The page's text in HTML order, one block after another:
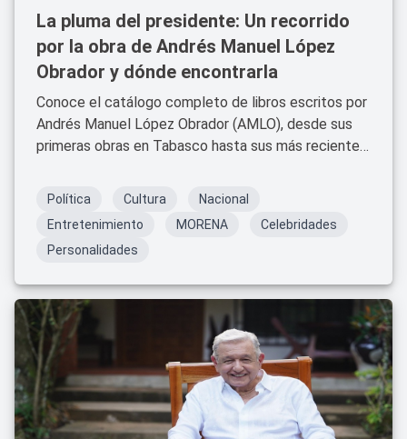
La pluma del presidente: Un recorrido
por la obra de Andrés Manuel López
Obrador y dónde encontrarla
Conoce el catálogo completo de libros escritos por
Andrés Manuel López Obrador (AMLO), desde sus
primeras obras en Tabasco hasta sus más recientes
disponibilidad y dónde encontrarlos hoy.
Política Cultura
Nacional
Entretenimiento
MORENA
Celebridades
Personalidades